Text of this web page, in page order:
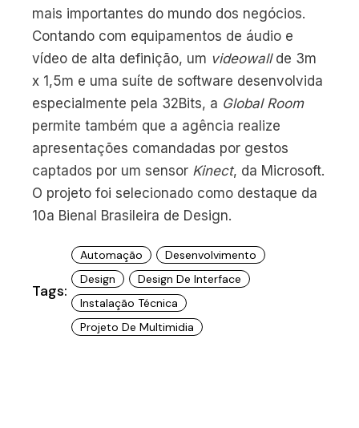
mais importantes do mundo dos negócios.
Contando com equipamentos de áudio e
vídeo de alta definição, um videowallde 3m
x 1,5m e uma suíte de software desenvolvida
especialmente pela 32Bits, a Global Room
permite também que a agência realize
apresentações comandadas por gestos
captados por um sensor Kinect, da Microsoft.
O projeto foi selecionado como destaque da
10a Bienal Brasileira de Design.
Tags:
Automação
Desenvolvimento
Design
Design De Interface
Instalação Técnica
Projeto De Multimidia